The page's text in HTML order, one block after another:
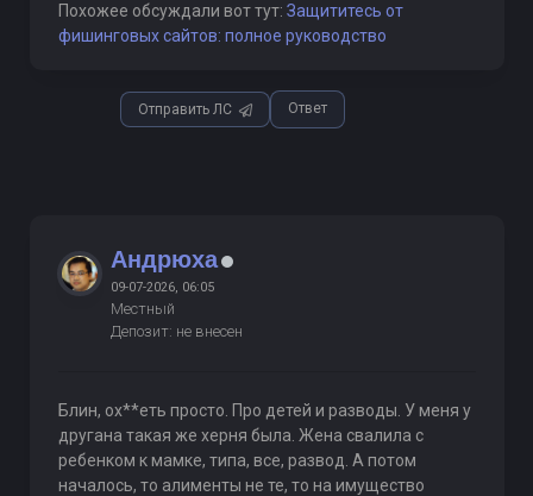
Похожее обсуждали вот тут: Защититесь от
фишинговых сайтов: полное руководство
Отправить ЛС Ответ
Андрюха
09-07-2026, 06:05
Местный
Депозит: не внесен
Блин, ох**еть просто. Про детей и разводы. У меня у
другана такая же херня была. Жена свалила с
ребенком к мамке, типа, все, развод. А потом
началось, то алименты не те, то на имущество